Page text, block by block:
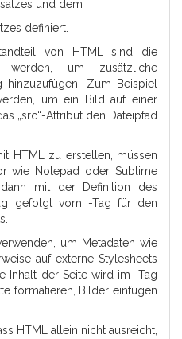
und dem
definiert.
von HTML sind die
werden, um zusätzliche
hinzuzufügen. Zum Beispiel
um ein Bild auf einer
„src“-Attribut den Dateipfad
HTML zu erstellen, müssen
wie Notepad oder Sublime
mit der Definition des
gefolgt vom -Tag für den
um Metadaten wie
auf externe Stylesheets
Inhalt der Seite wird im -Tag
formatieren, Bilder einfügen
HTML allein nicht ausreicht,